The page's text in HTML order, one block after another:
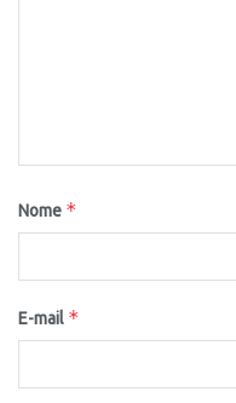
Nome *
E-mail *